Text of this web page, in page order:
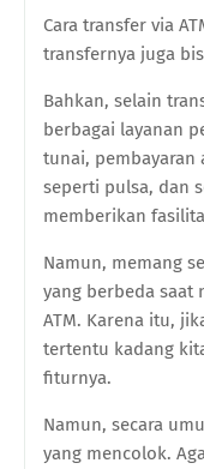
Cara transfer via
transfernya juga
Bahkan, selain
berbagai layanan
tunai, pembayaran
seperti pulsa, dan
memberikan
Namun, memang
yang berbeda saat
ATM. Karena itu,
tertentu kadang
fiturnya.
Namun, secara
yang mencolok.